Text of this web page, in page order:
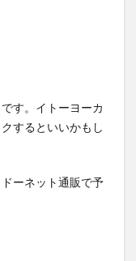
す。イトーヨーカ
するといいかもし
ーネット通販で予